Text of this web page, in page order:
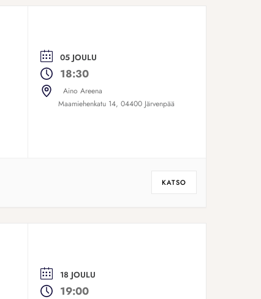
05 JOULU
18:30
Aino Areena
Maamiehenkatu 14, 04400 Järvenpää
KATSO
18 JOULU
19:00